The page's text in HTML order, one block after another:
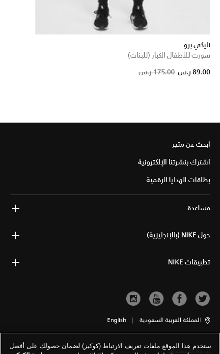
نايكي برو
شورت للأطفال الكبار (للبنات)
175.00 ر.س 89.00 ر.س
ابحث عن متجر
اشترك بنشرتنا الإلكترونية
بطاقات الهدايا الرقمية
مساعدة
حول NIKE (بالإنجليزية)
تطبيقات NIKE
المملكة العربية السعودية |
English
شروط الاستخدام
ستخدم هذا الموقع ملفات تعريف الارتباط (كوكيز) لضمان حصولك على أفضل